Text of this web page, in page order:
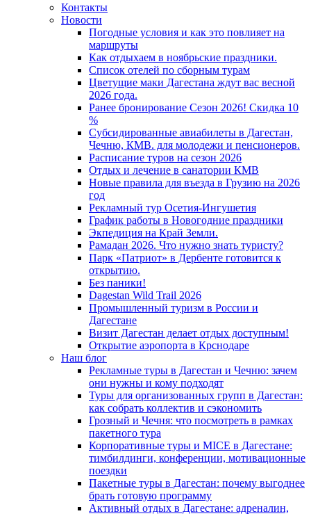
Контакты
Новости
Погодные условия и как это повлияет на
маршруты
Как отдыхаем в ноябрьские праздники.
Список отелей по сборным турам
Цветущие маки Дагестана ждут вас весной
2026 года.
Ранее бронирование Сезон 2026! Скидка 10
%
Субсидированные авиабилеты в Дагестан,
Чечню, КМВ. для молодежи и пенсионеров.
Расписание туров на сезон 2026
Отдых и лечение в санатории КМВ
Новые правила для въезда в Грузию на 2026
год
Рекламный тур Осетия-Ингушетия
График работы в Новогодние праздники
Экпедиция на Край Земли.
Рамадан 2026. Что нужно знать туристу?
Парк «Патриот» в Дербенте готовится к
открытию.
Без паники!
Dagestan Wild Trail 2026
Промышленный туризм в России и
Дагестане
Визит Дагестан делает отдых доступным!
Открытие аэропорта в Крснодаре
Наш блог
Рекламные туры в Дагестан и Чечню: зачем
они нужны и кому подходят
Туры для организованных групп в Дагестан:
как собрать коллектив и сэкономить
Грозный и Чечня: что посмотреть в рамках
пакетного тура
Корпоративные туры и MICE в Дагестане:
тимбилдинги, конференции, мотивационные
поездки
Пакетные туры в Дагестан: почему выгоднее
брать готовую программу
Активный отдых в Дагестане: адреналин,